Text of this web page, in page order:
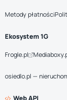
Metody płatności
Ekosystem 1G
Frogle.pl
osiedlo.pl —
Web API